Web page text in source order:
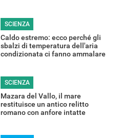
SCIENZA
Caldo estremo: ecco perché gli
sbalzi di temperatura dell'aria
condizionata ci fanno ammalare
SCIENZA
Mazara del Vallo, il mare
restituisce un antico relitto
romano con anfore intatte